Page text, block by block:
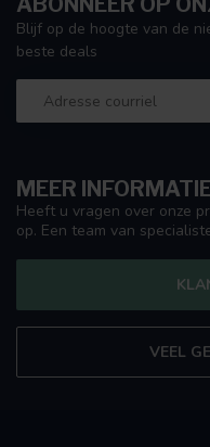
MEER
Heeft u vragen over onze
op. Een team van
VEEL
Blijf op de hoogte van de
beste deals